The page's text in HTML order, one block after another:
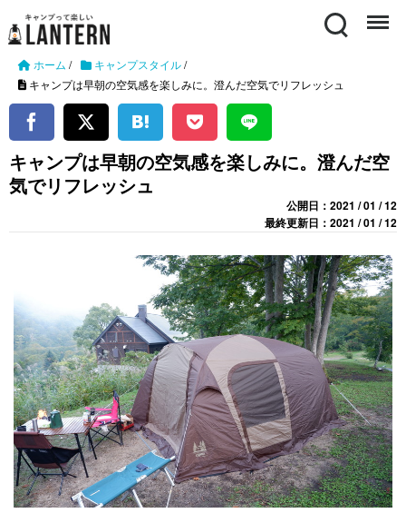
Search Menu
ホーム / キャンプスタイル/
キャンプは早朝の空気感を楽しみに。澄んだ空気でリフレッシュ
キャンプは早朝の空気感を楽しみに。澄んだ空
気でリフレッシュ
公開日：2021 / 01 / 12
最終更新日：2021 / 01 / 12